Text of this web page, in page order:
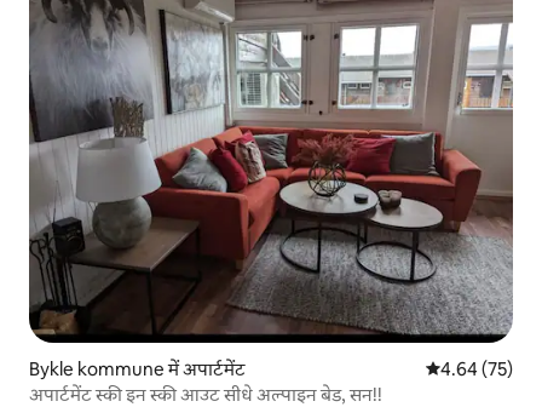
Bykle kommune में अपार्टमेंट औसत रेटिंग 5 में
4.64 (75)
अपार्टमेंट स्की इन स्की आउट सीधे अल्पाइन बेड, सन!!